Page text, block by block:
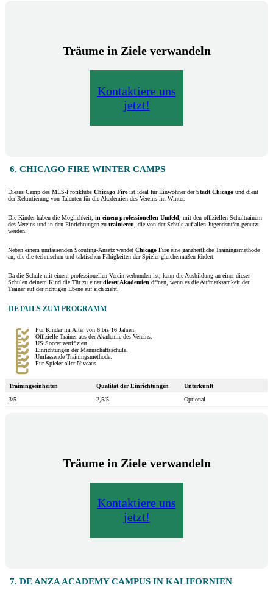
Träume in Ziele verwandeln
Kontaktiere uns
jetzt!
6. CHICAGO FIRE WINTER CAMPS
Dieses Camp des MLS-Profiklubs Chicago Fireist ideal für Einwohner derStadt Chicago und dient
der Rekrutierung von Talenten für die Akademien des Vereins im Winter.
Die Kinder haben die Möglichkeit, in einem professionellen Umfeld , mit den offiziellen Schultrainern
des Vereins und in den Einrichtungen zu trainieren , die von der Schule auf allen Jugendstufen genutzt
werden.
Neben einem umfassenden Scouting-Ansatz wendet Chicago Fireeine ganzheitliche Trainingsmethode
an, die die technischen und taktischen Fähigkeiten der Spieler gleichermaßen fördert.
Da die Schule mit einem professionellen Verein verbunden ist, kann die Ausbildung an einer dieser
Schulen deinem Kind die Tür zu einerdieser Akademien öffnen, wenn es die Aufmerksamkeit der
Trainer auf der richtigen Ebene auf sich zieht.
DETAILS ZUM PROGRAMM
Für Kinder im Alter von 6 bis 16 Jahren.
Offizielle Trainer aus der Akademie des Vereins.
US Soccer zertifiziert.
Einrichtungen der Mannschaftsschule.
Umfassende Trainingsmethode.
Für Spieler aller Niveaus.
Trainingseinheiten Qualität der Einrichtungen
Unterkunft
3/5
2,5/5 Optional
Träume in Ziele verwandeln
Kontaktiere uns
jetzt!
7. DE ANZA ACADEMY CAMPUS IN KALIFORNIEN